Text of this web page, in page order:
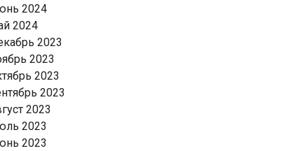
2024
2024
2023
2023
2023
2023
2023
2023
2023